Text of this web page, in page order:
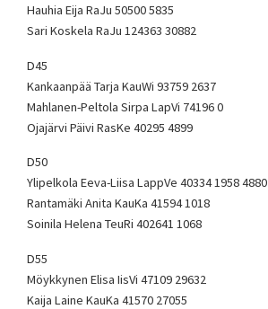
Hauhia Eija RaJu 50500 5835
Sari Koskela RaJu 124363 30882
D45
Kankaanpää Tarja KauWi 93759 2637
Mahlanen-Peltola Sirpa LapVi 74196 0
Ojajärvi Päivi RasKe 40295 4899
D50
Ylipelkola Eeva-Liisa LappVe 40334 1958 4880
Rantamäki Anita KauKa 41594 1018
Soinila Helena TeuRi 402641 1068
D55
Möykkynen Elisa IisVi 47109 29632
Kaija Laine KauKa 41570 27055